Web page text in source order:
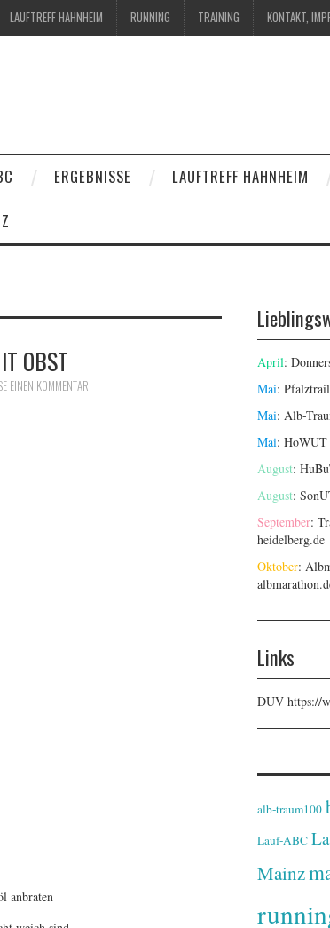
LAUFTREFF HAHNHEIM RUNNING TRAINING KONTAKT,
ERGEBNISSE LAUFTREFF HAHNHEIM
OBST
EINEN KOMMENTAR
anbraten
April:
Mai: Pfalztrail
Mai: Alb-
Mai: HoWUT
August:
August:
September:
heidelberg.de
Oktober:
Links
DUV https://
alb-traum100
Lauf-ABC
Mainz